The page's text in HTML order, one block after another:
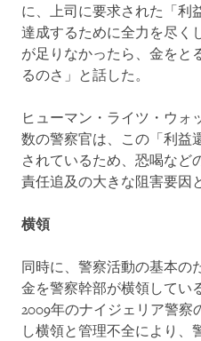
に、上司に要求された「利
達成するために全力を尽く
が足りなかったら、金をと
るのさ」と話した。
ヒューマン・ライツ・ウォ
数の警察官は、この「利益
されているため、恐喝など
責任追及の大きな阻害要因
横領
同時に、警察活動の基本の
金を警察幹部が横領してい
2009年のナイジェリア警察
し横領と管理不全により、